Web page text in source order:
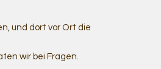
und dort vor Ort die
wir bei Fragen.